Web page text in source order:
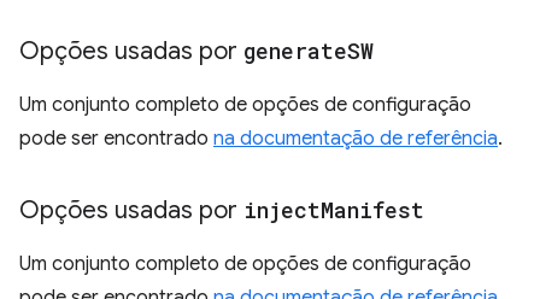
Opções usadas por generateSW
Um conjunto completo de opções de configuração
pode ser encontrado na documentação de referência.
Opções usadas por injectManifest
Um conjunto completo de opções de configuração